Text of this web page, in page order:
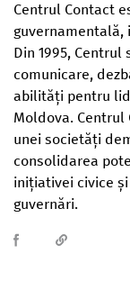
Centrul Contact
guvernamentală,
Din 1995,
comunicare,
abilități pentru
Moldova. Centrul
unei societăți
consolidarea
inițiativei civice
guvernări.